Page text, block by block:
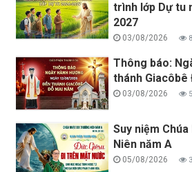
trình lớp Dự tu
2027
03/08/2026
Thông báo:
thánh Giacôbê
03/08/2026
Suy niệm
Niên năm A
05/08/2026